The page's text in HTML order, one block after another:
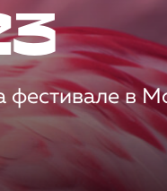
фестивале в